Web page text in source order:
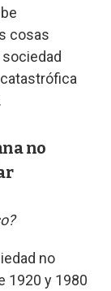
cosas
no
no
1920 y 1980